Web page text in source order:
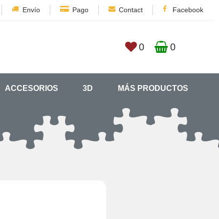
Envío Pago Contact Facebook
0 0
ACCESORIOS 3D MÁS PRODUCTOS